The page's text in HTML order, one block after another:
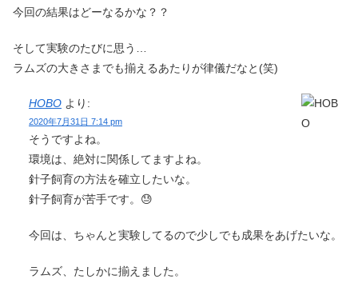
今回の結果はどーなるかな？？
そして実験のたびに思う…
ラムズの大きさまでも揃えるあたりが律儀だなと(笑)
HOBO より:
2020年7月31日 7:14 pm
そうですよね。
環境は、絶対に関係してますよね。
針子飼育の方法を確立したいな。
針子飼育が苦手です。😓
今回は、ちゃんと実験してるので少しでも成果をあげたいな。
ラムズ、たしかに揃えました。